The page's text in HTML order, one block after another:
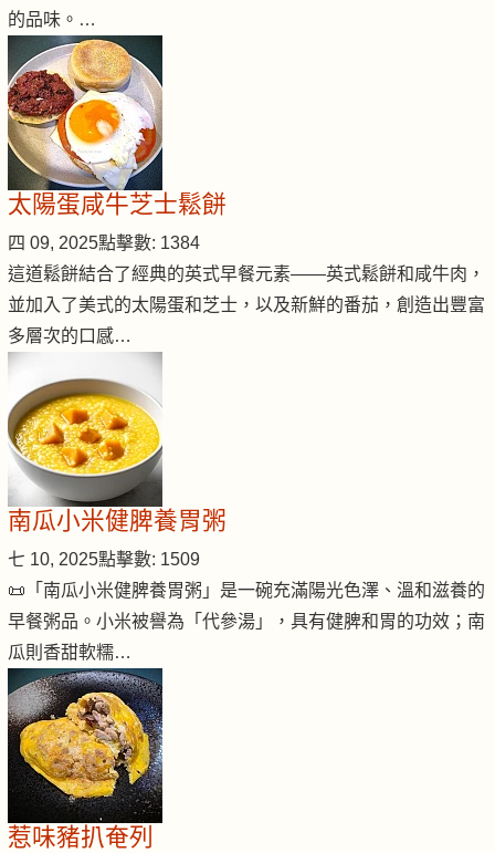
的品味。…
太陽蛋咸牛芝士鬆餅
四 09, 2025點擊數: 1384
這道鬆餅結合了經典的英式早餐元素——英式鬆餅和咸牛肉，
並加入了美式的太陽蛋和芝士，以及新鮮的番茄，創造出豐富
多層次的口感…
南瓜小米健脾養胃粥
七 10, 2025點擊數: 1509
📜「南瓜小米健脾養胃粥」是一碗充滿陽光色澤、溫和滋養的
早餐粥品。小米被譽為「代參湯」，具有健脾和胃的功效；南
瓜則香甜軟糯…
惹味豬扒奄列